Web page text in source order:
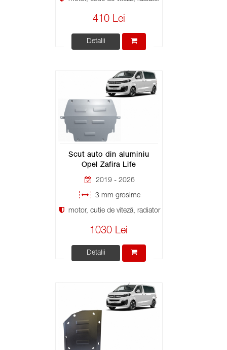
410 Lei
Detalii
Scut auto din aluminiu
Opel Zafira Life
2019 - 2026
3 mm grosime
motor, cutie de viteză, radiator
1030 Lei
Detalii